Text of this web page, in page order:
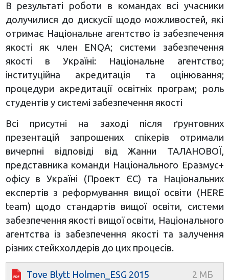
В результаті роботи в командах всі учасники
долучилися до дискусії щодо можливостей, які
отримає Національне агентство із забезпечення
якості як член ENQA; системи забезпечення
якості в Україні: Національне агентство;
інституційна акредитація та оцінювання;
процедури акредитації освітніх програм; роль
студентів у системі забезпечення якості
Всі присутні на заході після ґрунтовних
презентацій запрошених спікерів отримали
вичерпні відповіді від Жанни ТАЛАНОВОЇ,
представника команди Національного Еразмус+
офісу в Україні (Проект ЄС) та Національних
експертів з реформування вищої освіти (HERE
team) щодо стандартів вищої освіти, системи
забезпечення якості вищої освіти, Національного
агентства із забезпечення якості та залучення
різних стейкхолдерів до цих процесів.
Tove Blytt Holmen_ESG 2015